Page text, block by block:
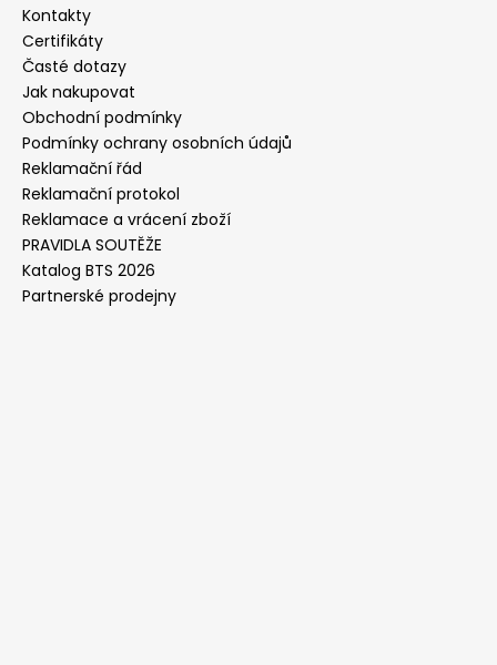
Kontakty
Certifikáty
Časté dotazy
Jak nakupovat
Obchodní podmínky
Podmínky ochrany osobních údajů
Reklamační řád
Reklamační protokol
Reklamace a vrácení zboží
PRAVIDLA SOUTĚŽE
Katalog BTS 2026
Partnerské prodejny